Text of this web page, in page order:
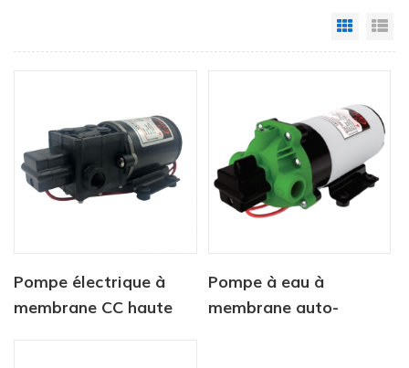
Grid
Pompe électrique à
membrane CC haute
Pompe à eau à
membrane auto-